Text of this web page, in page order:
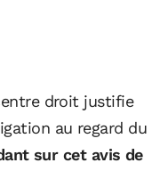
droit justifie
au regard du
sur cet avis de